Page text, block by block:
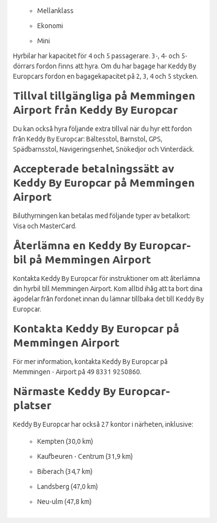
Mellanklass
Ekonomi
Mini
Hyrbilar har kapacitet för 4 och 5 passagerare. 3-, 4- och 5-
dörrars fordon finns att hyra. Om du har bagage har Keddy By
Europcars fordon en bagagekapacitet på 2, 3, 4 och 5 stycken.
Tillval tillgängliga på Memmingen
Airport från Keddy By Europcar
Du kan också hyra följande extra tillval när du hyr ett fordon
från Keddy By Europcar: Bältesstol, Barnstol, GPS,
Spädbarnsstol, Navigeringsenhet, Snökedjor och Vinterdäck.
Accepterade betalningssätt av
Keddy By Europcar på Memmingen
Airport
Biluthyrningen kan betalas med följande typer av betalkort:
Visa och MasterCard.
Återlämna en Keddy By Europcar-
bil på Memmingen Airport
Kontakta Keddy By Europcar för instruktioner om att återlämna
din hyrbil till Memmingen Airport. Kom alltid ihåg att ta bort dina
ägodelar från fordonet innan du lämnar tillbaka det till Keddy By
Europcar.
Kontakta Keddy By Europcar på
Memmingen Airport
För mer information, kontakta Keddy By Europcar på
Memmingen - Airport på 49 8331 9250860.
Närmaste Keddy By Europcar-
platser
Keddy By Europcar har också 27 kontor i närheten, inklusive:
Kempten (30,0 km)
Kaufbeuren - Centrum (31,9 km)
Biberach (34,7 km)
Landsberg (47,0 km)
Neu-ulm (47,8 km)